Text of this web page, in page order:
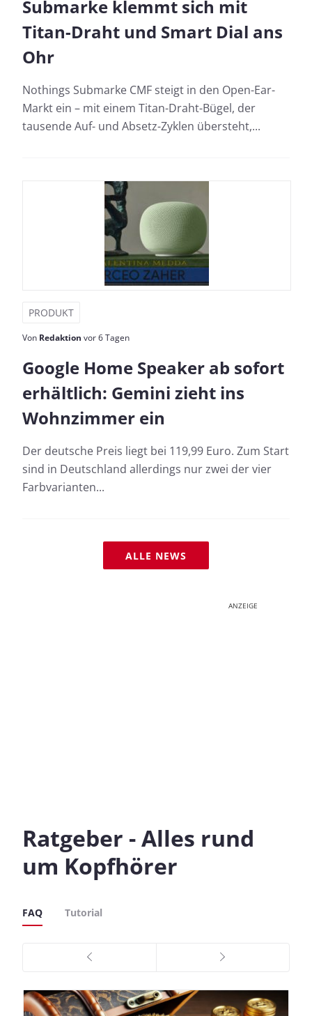
Submarke klemmt sich mit
Titan-Draht und Smart Dial ans
Ohr
Nothings Submarke CMF steigt in den Open-Ear-
Markt ein – mit einem Titan-Draht-Bügel, der
tausende Auf- und Absetz-Zyklen übersteht,...
PRODUKT
Von Redaktion vor 6 Tagen
Google Home Speaker ab sofort
erhältlich: Gemini zieht ins
Wohnzimmer ein
Der deutsche Preis liegt bei 119,99 Euro. Zum Start
sind in Deutschland allerdings nur zwei der vier
Farbvarianten...
ALLE NEWS
ANZEIGE
Ratgeber - Alles rund
um Kopfhörer
FAQ Tutorial